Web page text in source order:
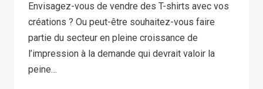
Envisagez-vous de vendre des T-shirts avec vos
créations ? Ou peut-être souhaitez-vous faire
partie du secteur en pleine croissance de
l’impression à la demande qui devrait valoir la
peine…